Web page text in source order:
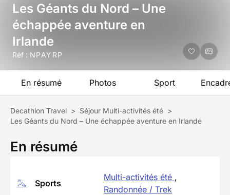
Les Géants du Nord – Une
échappée aventure en
Irlande
Réf : NPAYRP
En résumé Photos Sport
Decathlon Travel > Séjour Multi-activités été >
Les Géants du Nord – Une échappée aventure en Irlande
En résumé
Sports
Multi-activités été ,
Randonnée / Trek